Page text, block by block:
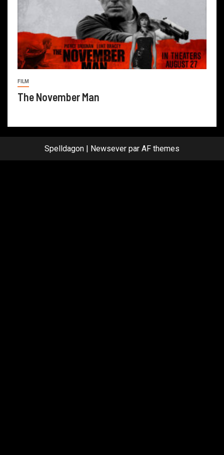
FILM
The November Man
Spelldagon | Newsever par AF themes